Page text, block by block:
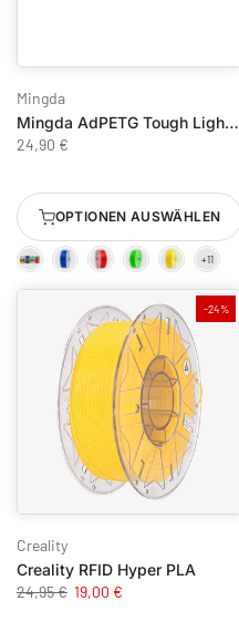
Mingda
Mingda AdPETG Tough Light-Transmitting 1.75 mm
24,90 €
OPTIONEN AUSWÄHLEN
-24%
Creality
Creality RFID Hyper PLA
24,95 € 19,00 €